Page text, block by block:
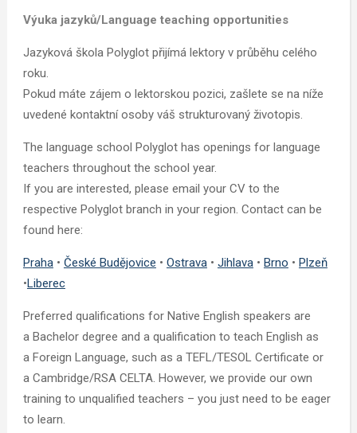
Výuka jazyků/Language teaching opportunities
Jazyková škola Polyglot přijímá lektory v průběhu celého
roku.
Pokud máte zájem o lektorskou pozici, zašlete se na níže
uvedené kontaktní osoby váš strukturovaný životopis.
The language school Polyglot has openings for language
teachers throughout the school year.
If you are interested, please email your CV to the
respective Polyglot branch in your region. Contact can be
found here:
Praha• České Budějovice • Ostrava• Jihlava• Brno • Plzeň
•Liberec
Preferred qualifications for Native English speakers are
a Bachelor degree and a qualification to teach English as
a Foreign Language, such as a TEFL/TESOL Certificate or
a Cambridge/RSA CELTA. However, we provide our own
training to unqualified teachers – you just need to be eager
to learn.